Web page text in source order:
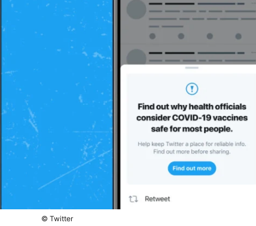
© Twitter